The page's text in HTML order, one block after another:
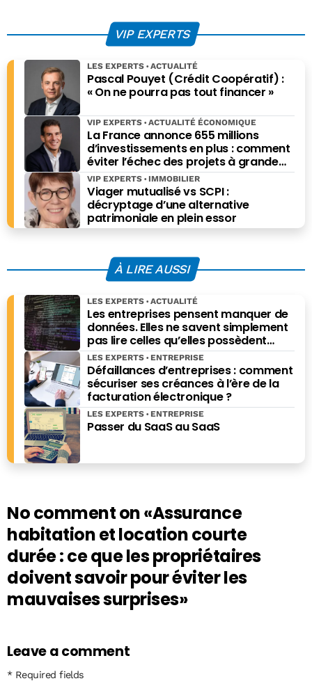
VIP EXPERTS
Pascal Pouyet (Crédit Coopératif) :
« On ne pourra pas tout financer »
LES EXPERTS ACTUALITÉ
La France annonce 655 millions
d’investissements en plus : comment
éviter l’échec des projets à grande
échelle ?
VIP EXPERTS ACTUALITÉ ÉCONOMIQUE
Viager mutualisé vs SCPI :
décryptage d’une alternative
patrimoniale en plein essor
VIP EXPERTS IMMOBILIER
À LIRE AUSSI
Les entreprises pensent manquer de
données. Elles ne savent simplement
pas lire celles qu’elles possèdent
déjà.
LES EXPERTS ACTUALITÉ
Défaillances d’entreprises : comment
sécuriser ses créances à l’ère de la
facturation électronique ?
LES EXPERTS ENTREPRISE
Passer du SaaS au SaaS
LES EXPERTS ENTREPRISE
No comment on«Assurance
habitation et location courte
durée : ce que les propriétaires
doivent savoir pour éviter les
mauvaises surprises»
Leave a comment
* Required fields